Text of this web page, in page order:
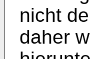
nicht
daher